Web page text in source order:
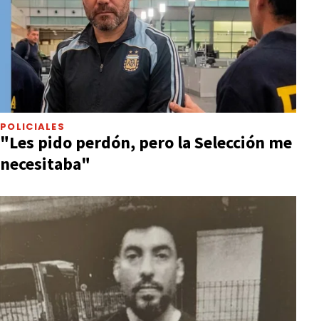
POLICIALES
"Les pido perdón, pero la Selección me
necesitaba"